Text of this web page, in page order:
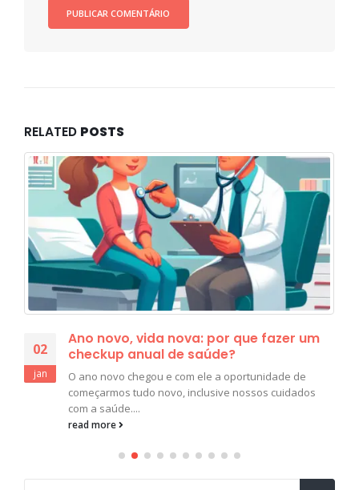
RELATED POSTS
02
jan
Ano novo, vida nova: por que fazer um
checkup anual de saúde?
O ano novo chegou e com ele a oportunidade de
começarmos tudo novo, inclusive nossos cuidados
com a saúde....
read more